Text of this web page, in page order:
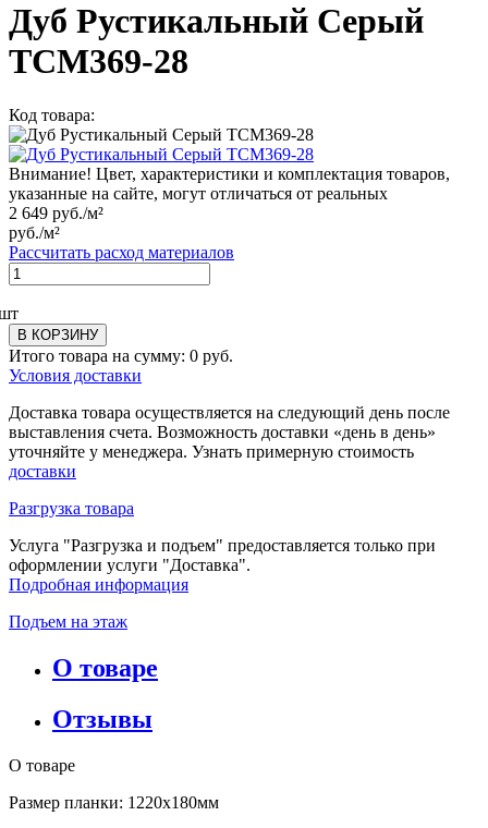
Дуб Рустикальный Cерый
TCM369-28
Код товара:
Внимание! Цвет, характеристики и комплектация товаров,
указанные на сайте, могут отличаться от реальных
2 649 руб./м²
руб./м²
Рассчитать расход материалов
В КОРЗИНУ
Итого товара на сумму: 0 руб.
Условия доставки
Доставка товара осуществляется на следующий день после
выставления счета. Возможность доставки «день в день»
уточняйте у менеджера. Узнать примерную стоимость
доставки
Разгрузка товара
Услуга "Разгрузка и подъем" предоставляется только при
оформлении услуги "Доставка".
Подробная информация
Подъем на этаж
О товаре
Отзывы
О товаре
Размер планки: 1220x180мм